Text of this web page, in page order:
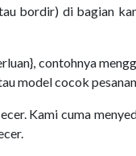
bordir) di bagian
contohnya
model cocok
Kami cuma